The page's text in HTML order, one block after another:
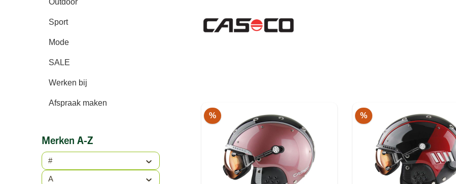
Outdoor
Sport
Mode
SALE
Werken bij
Afspraak maken
Merken A-Z
#
A
% %